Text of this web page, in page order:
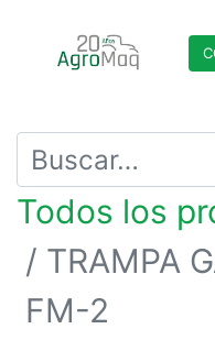
Todos los
TRAMPA
FM-2